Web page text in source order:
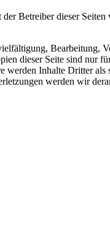
Betreiber dieser Seiten
Bearbeitung,
dieser Seite sind nur
Inhalte Dritter
werden wir